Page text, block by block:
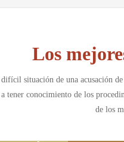
Los
situación de una acusación
tener conocimiento de los
de los